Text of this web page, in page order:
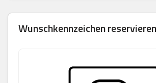
Wunschkennzeichen